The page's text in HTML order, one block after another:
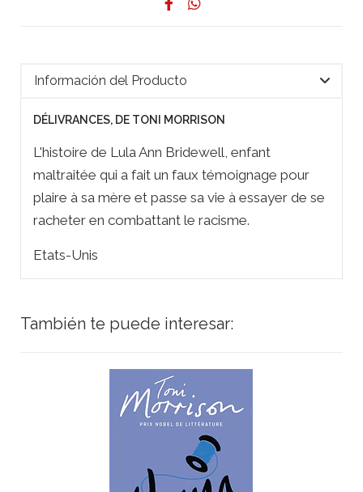
Información del Producto
DÉLIVRANCES, DE TONI MORRISON
L'histoire de Lula Ann Bridewell, enfant
maltraitée qui a fait un faux témoignage pour
plaire à sa mère et passe sa vie à essayer de se
racheter en combattant le racisme.
Etats-Unis
También te puede interesar: